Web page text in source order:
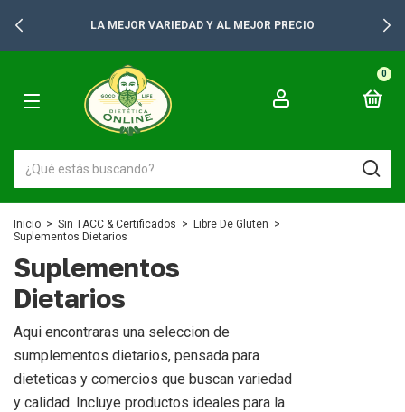
LA MEJOR VARIEDAD Y AL MEJOR PRECIO
0
Inicio > Sin TACC & Certificados > Libre De Gluten >
Suplementos Dietarios
Suplementos
Dietarios
Aqui encontraras una seleccion de
sumplementos dietarios, pensada para
dieteticas y comercios que buscan variedad
y calidad. Incluye productos ideales para la